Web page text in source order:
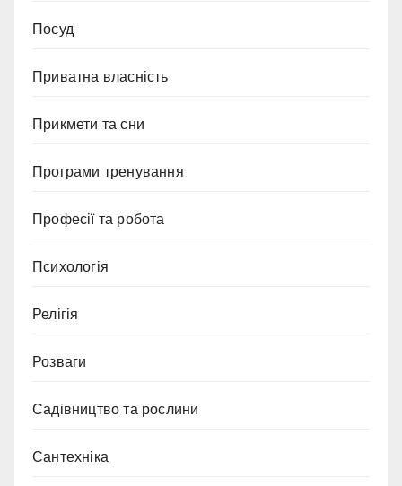
Посуд
Приватна власність
Прикмети та сни
Програми тренування
Професії та робота
Психологія
Релігія
Розваги
Садівництво та рослини
Сантехніка